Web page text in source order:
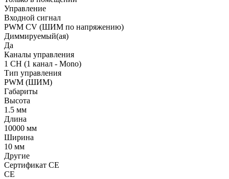
Управление
Входной сигнал
PWM СV (ШИМ по напряжению)
Диммируемый(ая)
Да
Каналы управления
1 CH (1 канал - Mono)
Тип управления
PWM (ШИМ)
Габариты
Высота
1.5 мм
Длина
10000 мм
Ширина
10 мм
Другие
Сертификат CE
CE